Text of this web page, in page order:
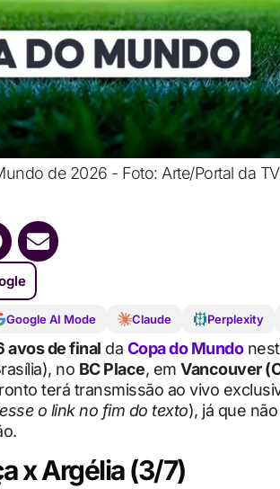
de 2026 - Foto: Arte/Portal da TV
Google AI Mode Claude Perplexity
avos de final da Copa do Mundo
no BC Place, em Vancouver
terá transmissão ao vivo
o link no fim do texto), já que
x Argélia (3/7)